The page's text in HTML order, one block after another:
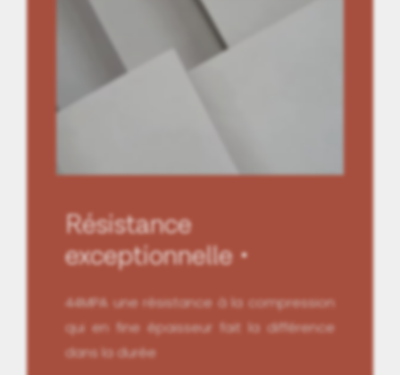
Résistance
exceptionnelle
44MPA une résistance à la compression
qui en fine épaisseur fait la différence
dans la durée